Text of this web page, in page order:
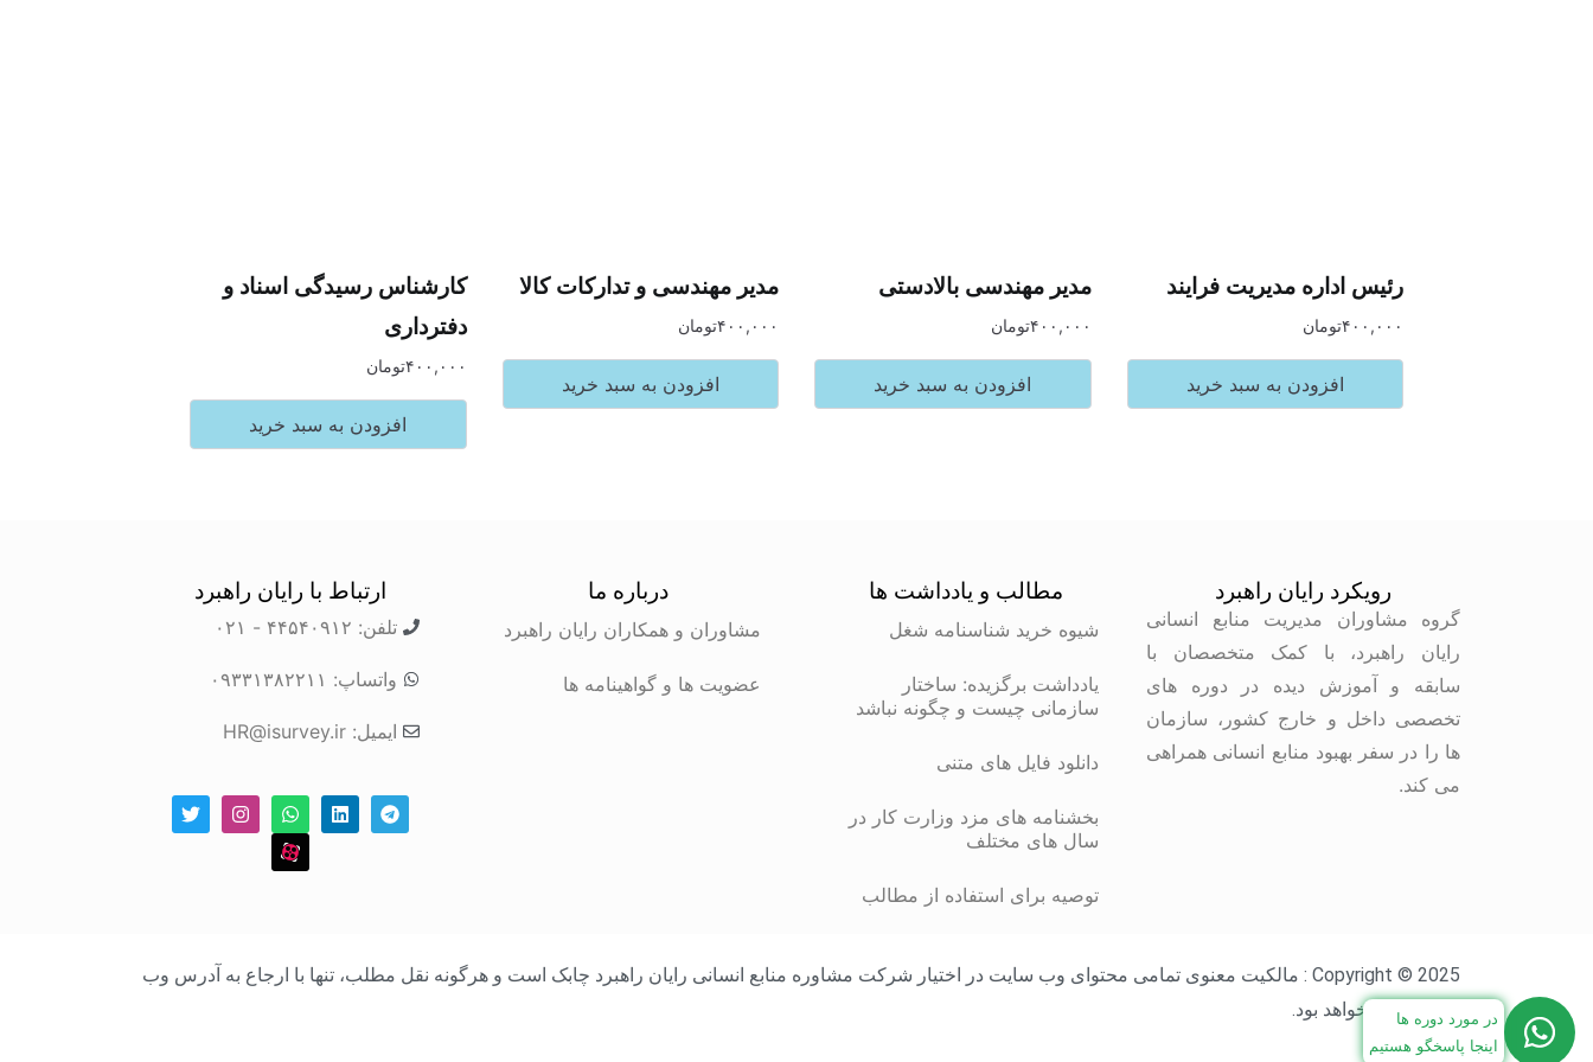
رئیس اداره مدیریت فرایند
۴۰۰,۰۰۰تومان
افزودن به سبد خرید
مدیر مهندسی بالادستی
۴۰۰,۰۰۰تومان
افزودن به سبد خرید
مدیر مهندسی و تدارکات کالا
۴۰۰,۰۰۰تومان
افزودن به سبد خرید
کارشناس رسیدگی اسناد و
دفترداری
۴۰۰,۰۰۰تومان
افزودن به سبد خرید
رویکرد رایان راهبرد
گروه مشاوران مدیریت منابع انسانی
رایان راهبرد، با کمک متخصصان با
سابقه و آموزش دیده در دوره های
تخصصی داخل و خارج کشور، سازمان
ها را در سفر بهبود منابع انسانی همراهی
می کند.
مطالب و یادداشت ها
شیوه خرید شناسنامه شغل
یادداشت برگزیده: ساختار
سازمانی چیست و چگونه نباشد
دانلود فایل های متنی
بخشنامه های مزد وزارت کار در
سال های مختلف
توصیه برای استفاده از مطالب
درباره ما
مشاوران و همکاران رایان راهبرد
عضویت ها و گواهینامه ها
ارتباط با رایان راهبرد
تلفن: ۴۴۵۴۰۹۱۲ - ۰۲۱
واتساپ: ۰۹۳۳۱۳۸۲۲۱۱
ایمیل: HR@isurvey.ir
Copyright © 2025 : مالکیت معنوی تمامی محتوای وب سایت در اختیار شرکت مشاوره منابع انسانی رایان راهبرد چابک است و هرگونه نقل مطلب، تنها با ارجاع به آدرس وب
سایت مجاز خواهد بود.در مورد دوره ها
اینجا پاسخگو هستیم